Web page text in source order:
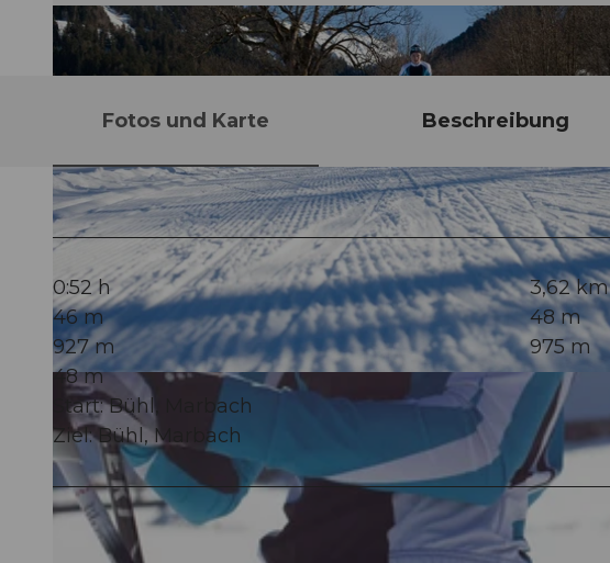
© Maurin Bisig, UNESCO Biosphäre Entlebuch
Fotos und Karte Beschreibung
0:52 h
3,62 km
46 m
48 m
927 m
975 m
48 m
Start: Bühl, Marbach
Ziel: Bühl, Marbach